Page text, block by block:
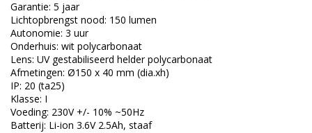
Garantie: 5 jaar
Lichtopbrengst nood: 150 lumen
Autonomie: 3 uur
Onderhuis: wit polycarbonaat
Lens: UV gestabiliseerd helder polycarbonaat
Afmetingen: Ø150 x 40 mm (dia.xh)
IP: 20 (ta25)
Klasse: I
Voeding: 230V +/- 10% ~50Hz
Batterij: Li-ion 3.6V 2.5Ah, staaf